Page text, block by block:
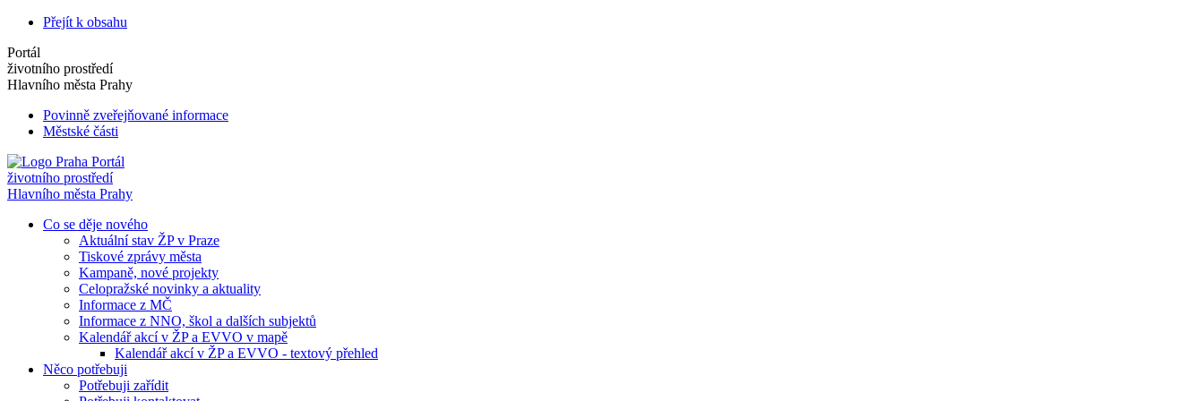
Přejít k obsahu
Portál
životního prostředí
Hlavního města Prahy
Povinně zveřejňované informace
Městské části
Portál
životního prostředí
Hlavního města Prahy
Co se děje nového
Aktuální stav ŽP v Praze
Tiskové zprávy města
Kampaně, nové projekty
Celopražské novinky a aktuality
Informace z MČ
Informace z NNO, škol a dalších subjektů
Kalendář akcí v ŽP a EVVO v mapě
Kalendář akcí v ŽP a EVVO - textový přehled
Něco potřebuji
Potřebuji zařídit